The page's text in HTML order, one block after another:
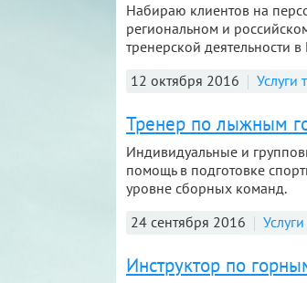
Набираю клиентов на
региональном и
тренерской деятельности
12 октября 2016
Услуги
Тренер по лыжным
Индивидуальные и
помощь в подготовке
уровне сборных команд.
24 сентября 2016
Инструктор по